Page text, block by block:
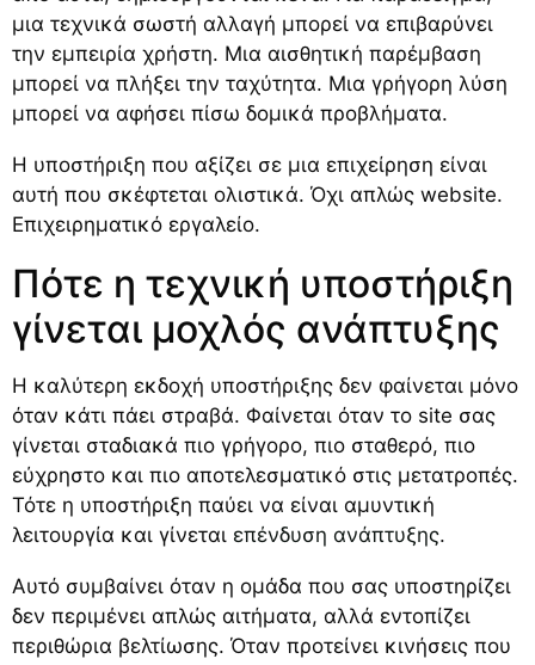
μια τεχνικά σωστή αλλαγή μπορεί να επιβαρύνει
την εμπειρία χρήστη. Μια αισθητική παρέμβαση
μπορεί να πλήξει την ταχύτητα. Μια γρήγορη λύση
μπορεί να αφήσει πίσω δομικά προβλήματα.
Η υποστήριξη που αξίζει σε μια επιχείρηση είναι
αυτή που σκέφτεται ολιστικά. Όχι απλώς website.
Επιχειρηματικό εργαλείο.
Πότε η τεχνική υποστήριξη
γίνεται μοχλός ανάπτυξης
Η καλύτερη εκδοχή υποστήριξης δεν φαίνεται μόνο
όταν κάτι πάει στραβά. Φαίνεται όταν το site σας
γίνεται σταδιακά πιο γρήγορο, πιο σταθερό, πιο
εύχρηστο και πιο αποτελεσματικό στις μετατροπές.
Τότε η υποστήριξη παύει να είναι αμυντική
λειτουργία και γίνεται επένδυση ανάπτυξης.
Αυτό συμβαίνει όταν η ομάδα που σας υποστηρίζει
δεν περιμένει απλώς αιτήματα, αλλά εντοπίζει
περιθώρια βελτίωσης. Όταν προτείνει κινήσεις που